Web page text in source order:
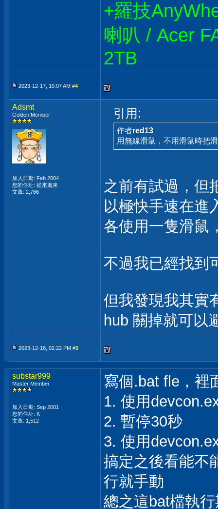
+羅技
喇叭 / Acer
2TB
2023-12-17, 10:07 AM #4
Adsmt
Golden Member
加入日期: Feb 2004
您的住址: 從來處來
文章: 2,766
引用:
作者red13
用無線滑鼠，不用滑鼠時把
之前有試過，但
以極快手速在進
各使用一隻滑鼠
不過我已經找到
但我發現我其實
hub 關掉就可以
2023-12-18, 02:22 PM #5
substar999
Master Member
加入日期: Sep 2001
您的住址: K
文章: 1,512
寫個.bat fle，裡
1. 使用
2. 暫停30秒
3. 使用
搞定之後看能不
行就手動
總之這bat檔執